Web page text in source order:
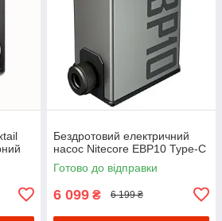
Бездротовий електричний
насос Nitecore EBP10 Type-C
Готово до відправки
6 099 ₴ 6 199 ₴